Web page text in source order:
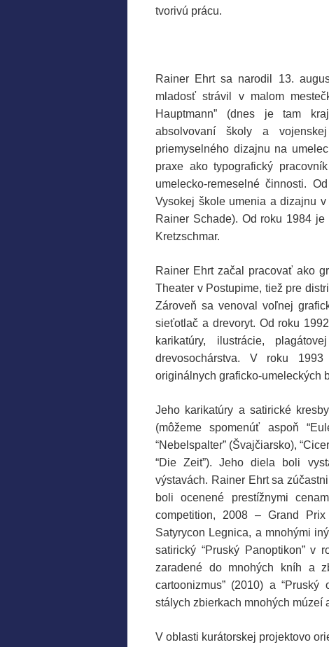
tvorivú prácu.
Rainer Ehrt sa narodil 13.
mladosť strávil v malom
Hauptmann” (dnes je tam
absolvovaní školy a
priemyselného dizajnu na
praxe ako typografický
umelecko-remeselné činnosti.
Vysokej škole umenia a dizajnu
Rainer Schade). Od roku 1984
Kretzschmar.
Rainer Ehrt začal pracovať ako
Theater v Postupime, tiež pre
Zároveň sa venoval voľnej
sieťotlač a drevoryt. Od roku
karikatúry, ilustrácie,
drevosochárstva. V roku
originálnych graficko-umeleckých
Jeho karikatúry a satirické
(môžeme spomenúť aspoň
“Nebelspalter” (Švajčiarsko),
“Die Zeit”).Jeho diela boli
výstavách. Rainer Ehrt sa
boli ocenené prestížnymi
competition, 2008 – Grand
Satyrycon Legnica, a mnohými
satirický “Pruský Panoptikon” v
zaradené do mnohých kníh a
cartoonizmus” (2010) a
stálych zbierkach mnohých múzeí
V oblasti kurátorskej projektovo